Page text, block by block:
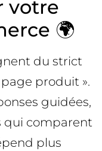
votre
🌍
du strict
produit ».
guidées,
qui comparent
plus